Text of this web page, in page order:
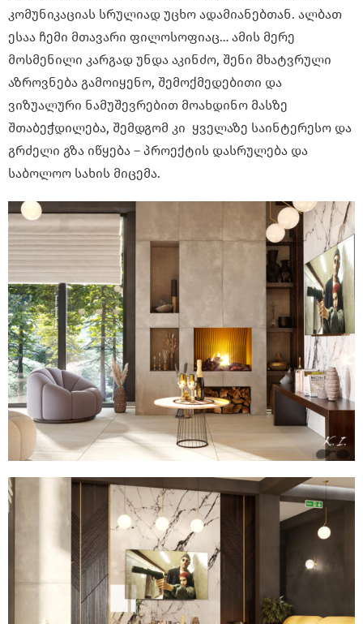
კომუნიკაციას სრულიად უცხო ადამიანებთან. ალბათ
ესაა ჩემი მთავარი ფილოსოფიაც… ამის მერე
მოსმენილი კარგად უნდა აკინძო, შენი მხატვრული
აზროვნება გამოიყენო, შემოქმედებითი და
ვიზუალური ნამუშევრებით მოახდინო მასზე
შთაბეჭდილება, შემდგომ კი ყველაზე საინტერესო და
გრძელი გზა იწყება – პროექტის დასრულება და
საბოლოო სახის მიცემა.